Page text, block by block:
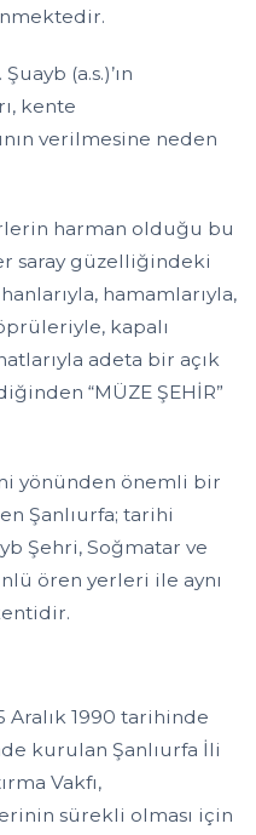
(a.s.)’ın
kente
verilmesine neden
harman olduğu bu
saray güzelliğindeki
hamamlarıyla,
kapalı
adeta bir açık
“MÜZE ŞEHİR”
yönünden önemli bir
Şanlıurfa; tarihi
Şehri, Soğmatar ve
ören yerleri ile aynı
Aralık 1990 tarihinde
kurulan Şanlıurfa İli
Vakfı,
sürekli olması için